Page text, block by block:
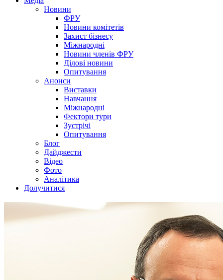
Новини
ФРУ
Новини комітетів
Захист бізнесу
Міжнародні
Новини членів ФРУ
Ділові новини
Опитування
Анонси
Виставки
Навчання
Міжнародні
Фектори тури
Зустрічі
Опитування
Блог
Дайджести
Відео
Фото
Аналітика
Долучитися